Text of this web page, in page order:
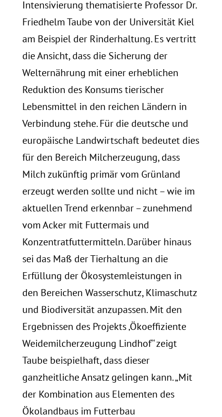
Intensivierung thematisierte Professor Dr.
Friedhelm Taube von der Universität Kiel
am Beispiel der Rinderhaltung. Es vertritt
die Ansicht, dass die Sicherung der
Welternährung mit einer erheblichen
Reduktion des Konsums tierischer
Lebensmittel in den reichen Ländern in
Verbindung stehe. Für die deutsche und
europäische Landwirtschaft bedeutet dies
für den Bereich Milcherzeugung, dass
Milch zukünftig primär vom Grünland
erzeugt werden sollte und nicht – wie im
aktuellen Trend erkennbar – zunehmend
vom Acker mit Futtermais und
Konzentratfuttermitteln. Darüber hinaus
sei das Maß der Tierhaltung an die
Erfüllung der Ökosystemleistungen in
den Bereichen Wasserschutz, Klimaschutz
und Biodiversität anzupassen. Mit den
Ergebnissen des Projekts ‚Ökoeffiziente
Weidemilcherzeugung Lindhof‘‘ zeigt
Taube beispielhaft, dass dieser
ganzheitliche Ansatz gelingen kann. „Mit
der Kombination aus Elementen des
Ökolandbaus im Futterbau